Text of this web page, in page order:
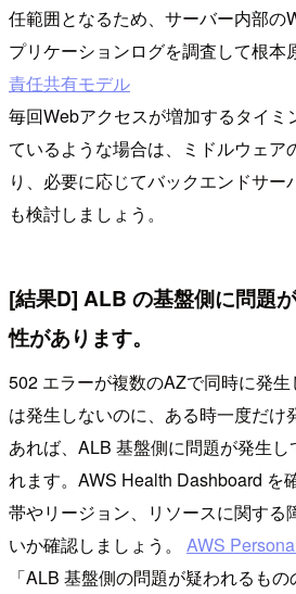
任範囲となるため、サーバー内部の
プリケーションログを調査して根本
責任共有モデル
毎回Webアクセスが増加するタイミ
ているような場合は、ミドルウェア
り、必要に応じてバックエンドサ
も検討しましょう。
[結果D] ALB の基盤側に問題
性があります。
502 エラーが複数のAZで同時に発
は発生しないのに、ある時一度だけ
あれば、ALB 基盤側に問題が発生
れます。AWS Health Dashboard を
帯やリージョン、リソースに関する
いか確認しましょう。 AWS
「ALB 基盤側の問題が疑われるも